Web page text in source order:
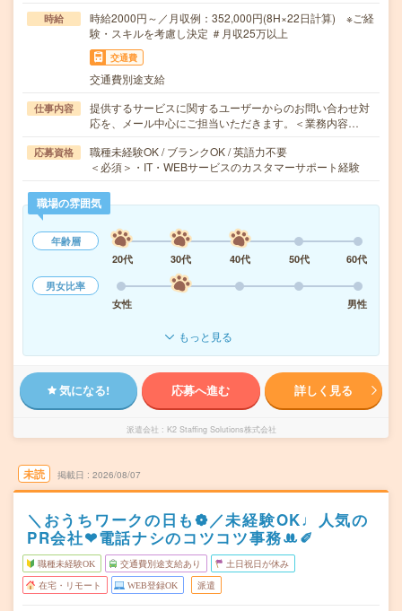
時給
時給2000円～／月収例：352,000円(8H×22日計算) ※ご経
験・スキルを考慮し決定 ＃月収25万以上
交通費
交通費別途支給
仕事内容
提供するサービスに関するユーザーからのお問い合わせ対
応を、メール中心にご担当いただきます。＜業務内容…
応募資格
職種未経験OK / ブランクOK / 英語力不要
＜必須＞・IT・WEBサービスのカスタマーサポート経験
職場の雰囲気
年齢層
20代
30代 40代 50代
60代
男女比率
女性
男性
もっと見る
気になる! 応募へ進む 詳しく見る
派遣会社 K2 Staffing Solutions株式会社
未読 掲載日 2026/08/07
＼おうちワークの日も❁／未経験OK♩人気の
PR会社❤︎電話ナシのコツコツ事務ꔚ✐
職種未経験OK 交通費別途支給あり 土日祝日が休み
在宅・リモート WEB登録OK 派遣